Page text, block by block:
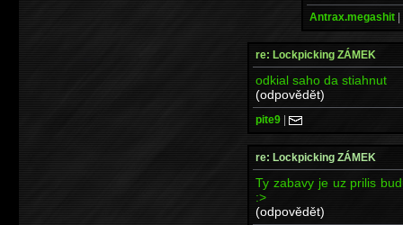
Antrax.megashit |
re: Lockpicking ZÁMEK
odkial saho da stiahnut
(odpovědět)
pite9 |
re: Lockpicking ZÁMEK
Ty zabavy je uz prilis
:>
(odpovědět)